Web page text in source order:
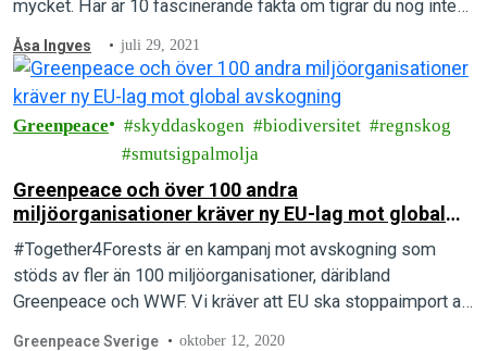
mycket. Här är 10 fascinerande fakta om tigrar du nog inte
Åsa Ingves juli 29, 2021
Greenpeace skyddaskogen biodiversitet
regnskog
smutsigpalmolja
Greenpeace och över 100 andra
miljöorganisationer kräver ny EU-lag mot global
avskogning
#Together4Forests är en kampanj mot avskogning som
stöds av fler än 100 miljöorganisationer, däribland
Greenpeace och WWF. Vi kräver att EU ska stoppaimport av
Greenpeace Sverige oktober 12, 2020